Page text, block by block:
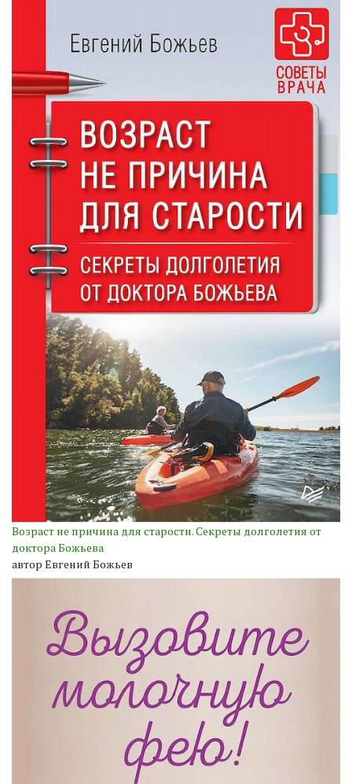
Возраст не причина для старости. Секреты долголетия от
доктора Божьева
автор Евгений Божьев